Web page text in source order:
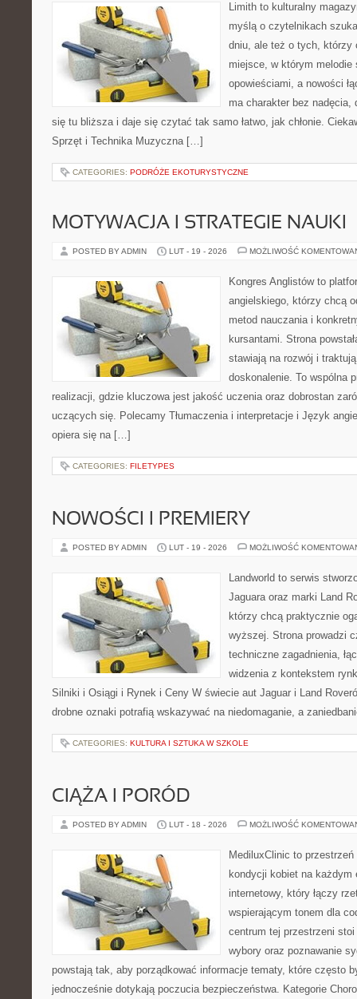
Limith to kulturalny
myślą o czytelnikach
dniu, ale też o tych, którzy
miejsce, w którym melodie
opowieściami, a nowości
ma charakter bez
się tu bliższa i daje się czytać tak samo łatwo, jak chłonie.
Sprzęt i Technika Muzyczna […]
CATEGORIES: PODRÓŻE EKOTURYSTYCZNE
MOTYWACJA I STRATEGIE NAUKI
POSTED BY ADMIN LUT - 19 - 2026 MOŻLIWOŚĆ
Kongres Anglistów to
angielskiego, którzy chcą
metod nauczania i
kursantami. Strona
stawiają na rozwój i
doskonalenie. To wspólna
realizacji, gdzie kluczowa jest jakość uczenia oraz dobrostan
uczących się. Polecamy Tłumaczenia i interpretacje i Język
opiera się na […]
CATEGORIES: FILETYPES
NOWOŚCI I PREMIERY
POSTED BY ADMIN LUT - 19 - 2026 MOŻLIWOŚĆ
Landworld to serwis
Jaguara oraz marki Land
którzy chcą praktycznie
wyższej. Strona prowadzi
techniczne zagadnienia,
widzenia z kontekstem
Silniki i Osiągi i Rynek i Ceny W świecie aut Jaguar i Land
drobne oznaki potrafią wskazywać na niedomaganie, a
CATEGORIES: KULTURA I SZTUKA W SZKOLE
CIĄŻA I PORÓD
POSTED BY ADMIN LUT - 18 - 2026 MOŻLIWOŚĆ
MediluxClinic to
kondycji kobiet na każdym
internetowy, który łączy
wspierającym tonem dla
centrum tej przestrzeni
wybory oraz poznawanie
powstają tak, aby porządkować informacje tematy, które często
jednocześnie dotykają poczucia bezpieczeństwa. Kategorie